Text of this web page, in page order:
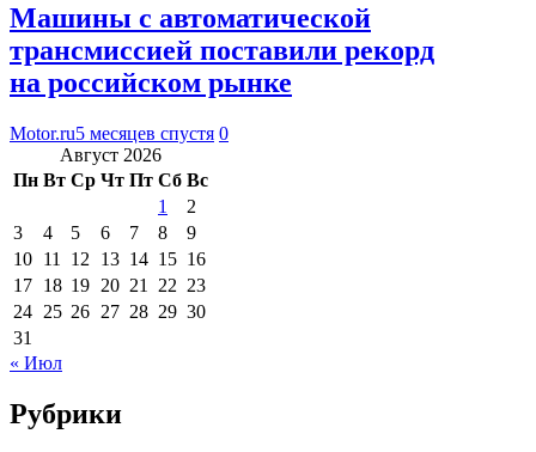
Машины с автоматической
трансмиссией поставили рекорд
на российском рынке
Motor.ru5 месяцев спустя 0
Август 2026
Пн Вт Ср Чт Пт Сб Вс
1
2
3
4 5 6 7 8
9
10 11 12 13 14 15 16
17 18 19 20 21 22 23
24 25 26 27 28 29 30
31
« Июл
Рубрики